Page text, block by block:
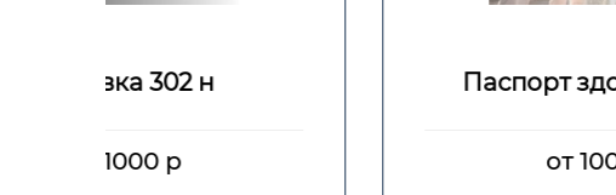
Паспорт здоровья 302